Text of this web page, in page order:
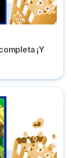
¡Y
serie completa